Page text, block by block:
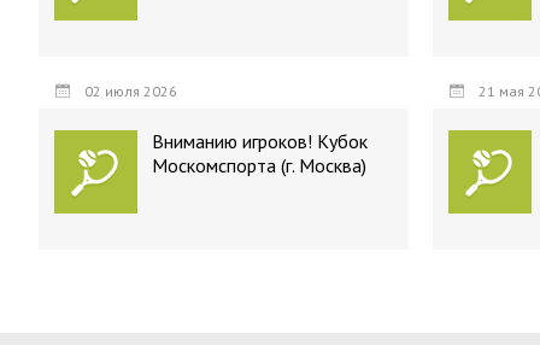
02 июля 2026
Вниманию игроков! Кубок
Москомспорта (г. Москва)
21 мая